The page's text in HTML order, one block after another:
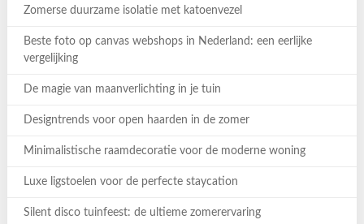
Zomerse duurzame isolatie met katoenvezel
Beste foto op canvas webshops in Nederland: een eerlijke
vergelijking
De magie van maanverlichting in je tuin
Designtrends voor open haarden in de zomer
Minimalistische raamdecoratie voor de moderne woning
Luxe ligstoelen voor de perfecte staycation
Silent disco tuinfeest: de ultieme zomerervaring